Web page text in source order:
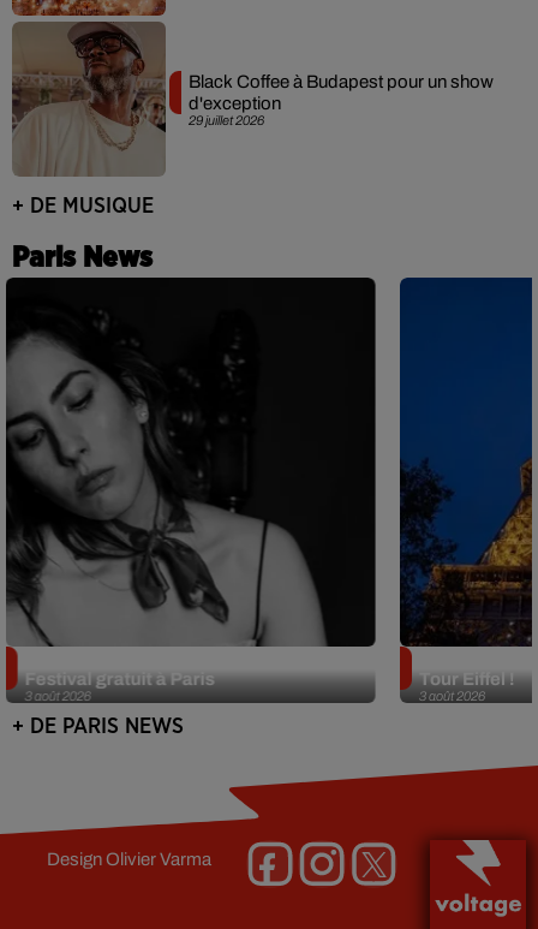
29 juillet 2026
Black Coffee à Budapest pour un show
d'exception
+ DE MUSIQUE
Paris News
3 août 2026
Festival gratuit à Paris
3 août 2026
Tour Eiffel !
+ DE PARIS NEWS
DesignOlivier Varma